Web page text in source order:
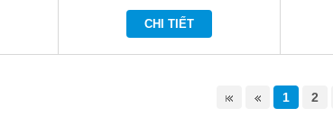
CHI TIẾT
1 2